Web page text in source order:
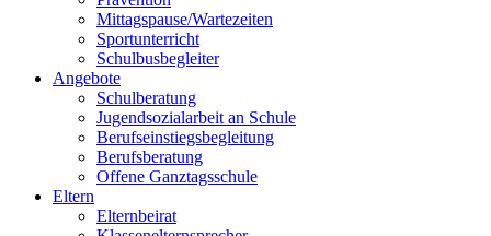
Mittagspause/Wartezeiten
Sportunterricht
Schulbusbegleiter
Angebote
Schulberatung
Jugendsozialarbeit an Schule
Berufseinstiegsbegleitung
Berufsberatung
Offene Ganztagsschule
Eltern
Elternbeirat